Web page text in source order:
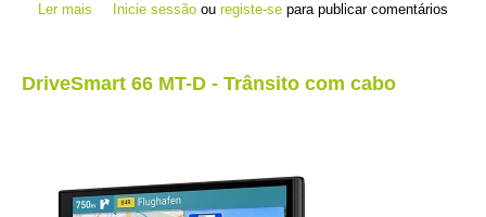
Ler mais acerca de DriveSmart 76 MT-D - Trânsito com cabo
Inicie sessão ouregiste-se para publicar comentários
DriveSmart 66 MT-D - Trânsito com cabo